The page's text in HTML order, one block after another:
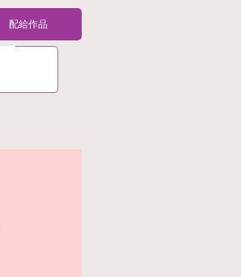
配給作品